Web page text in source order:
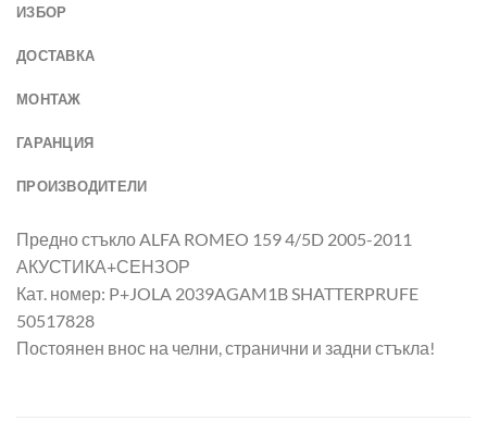
ИЗБОР
ДОСТАВКА
МОНТАЖ
ГАРАНЦИЯ
ПРОИЗВОДИТЕЛИ
Предно стъкло ALFA ROMEO 159 4/5D 2005-2011
АКУСТИКА+СЕНЗОР
Кат. номер: P+JOLA 2039AGAM1B SHATTERPRUFE
50517828
Постоянен внос на челни, странични и задни стъкла!